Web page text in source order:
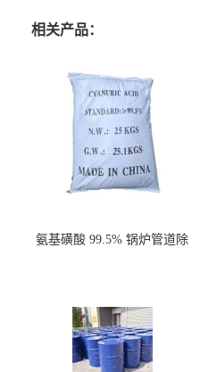
相关产品：
氨基磺酸 99.5% 锅炉管道除